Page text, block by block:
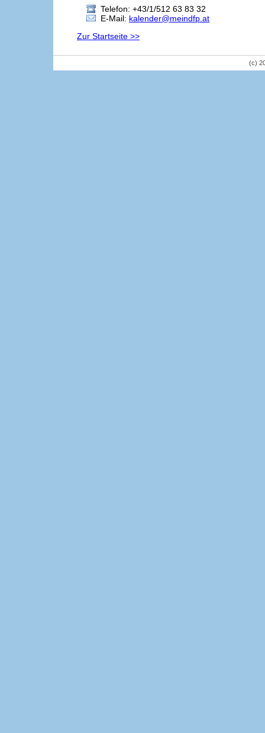
Telefon: +43/1/512 63 83 32
E-Mail: kalender@meindfp.at
Zur Startseite >>
(c)